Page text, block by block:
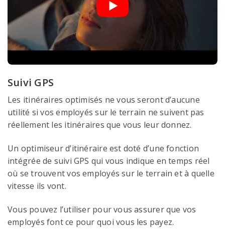
Suivi GPS
Les itinéraires optimisés ne vous seront d’aucune
utilité si vos employés sur le terrain ne suivent pas
réellement les itinéraires que vous leur donnez.
Un optimiseur d’itinéraire est doté d’une fonction
intégrée de suivi GPS qui vous indique en temps réel
où se trouvent vos employés sur le terrain et à quelle
vitesse ils vont.
Vous pouvez l’utiliser pour vous assurer que vos
employés font ce pour quoi vous les payez.